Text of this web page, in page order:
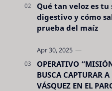
Qué tan veloz es tu
digestivo y cómo
prueba del maíz
OPERATIVO
BUSCA CAPTURAR
VÁSQUEZ EN EL